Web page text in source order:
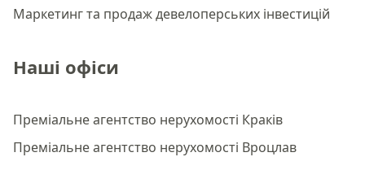
Маркетинг та продаж девелоперських інвестицій
Наші офіси
Преміальне агентство нерухомості Краків
Преміальне агентство нерухомості Вроцлав